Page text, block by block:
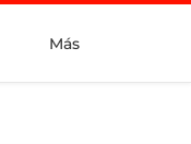
Más